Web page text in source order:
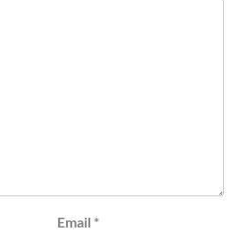
Email *